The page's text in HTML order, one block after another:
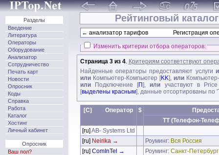
Разделы
Введение
Литература
Операторы
Оборудование
Анализатор
Сотрудничество
Печать карт
Новости
Опросник
Коды
Справка
Работа
Каталог
Хостинг
Личный кабинет
Опросник
Ваш пол?
Рейтинговый
← анализатор тарифов Регистрация
Изменить критерии отбора операторов:
Страница 3 из 4. Критериям соответствуют
Найденные операторы предоставляют услуги
илиКомпьютер-Компьютер [KK], или
илиПодключение [П],или участвуют в
[выделены красным], данные отсортированы по
[C] Оператор $
TT (Телефон-
[ru] AB- Systems Ltd
[ru] Neirika → Роуминг: Вся Россия
[ru] ComInTel → Роуминг: Санкт-Петербург